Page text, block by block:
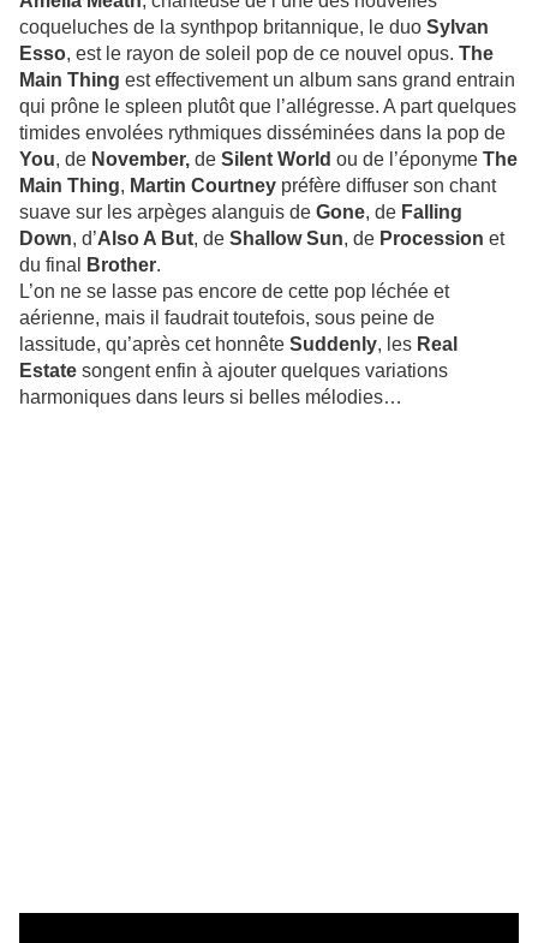
coqueluches de la synthpop britannique, le duo Sylvan
Esso, est le rayon de soleil pop de ce nouvel opus. The
Main Thing est effectivement un album sans grand entrain
qui prône le spleen plutôt que l’allégresse. A part quelques
timides envolées rythmiques disséminées dans la pop de
You, de November, de Silent World ou de l’éponyme The
Main Thing, Martin Courtney préfère diffuser son chant
suave sur les arpèges alanguis de Gone, de Falling
Down, d’Also A But, de Shallow Sun, de Procession et
du final
Brother.
L’on ne se lasse pas encore de cette pop léchée et
aérienne, mais il faudrait toutefois, sous peine de
lassitude, qu’après cet honnête Suddenly, les Real
Estate songent enfin à ajouter quelques variations
harmoniques dans leurs si belles mélodies…